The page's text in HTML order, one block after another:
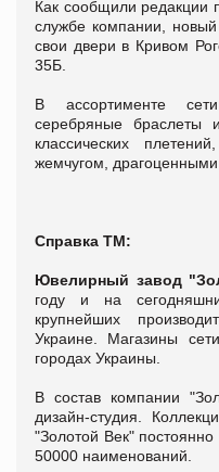
Как сообщили редакции
службе компании,
свои двери в Кривом
35Б.
В ассортименте
серебряные браслеты
классических
жемчугом,
Справка ТМ:
Ювелирный завод
году и на
крупнейших
Украине. Магазины
городах Украины.
В состав компании
дизайн-студия.
"Золотой Век"
50000 наименований.